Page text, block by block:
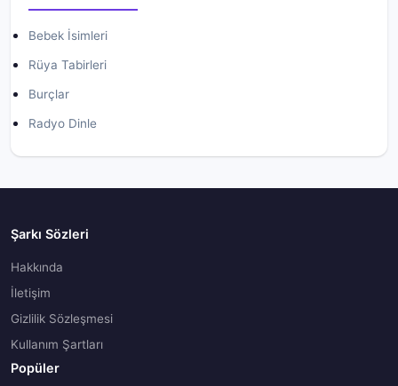
Bebek İsimleri
Rüya Tabirleri
Burçlar
Radyo Dinle
Şarkı Sözleri
Hakkında
İletişim
Gizlilik Sözleşmesi
Kullanım Şartları
Popüler